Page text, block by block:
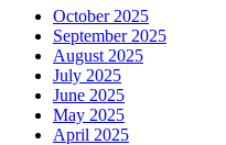
October 2025
September 2025
August 2025
July 2025
June 2025
May 2025
April 2025